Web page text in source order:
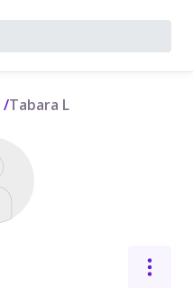
/Tabara L